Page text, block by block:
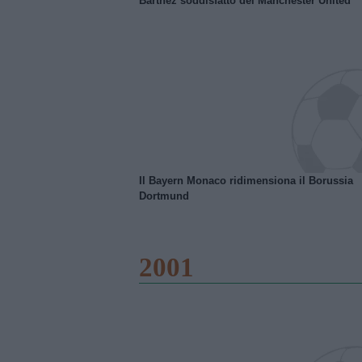
Il Bayern Monaco ridimensiona il Borussia
Dortmund
2001